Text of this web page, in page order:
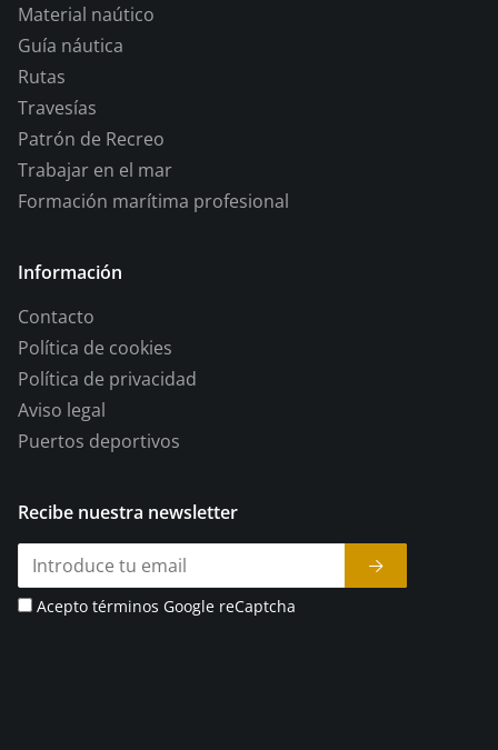
Material naútico
Guía náutica
Rutas
Travesías
Patrón de Recreo
Trabajar en el mar
Formación marítima profesional
Información
Contacto
Política de cookies
Política de privacidad
Aviso legal
Puertos deportivos
Recibe nuestra newsletter
Acepto términos Google reCaptcha